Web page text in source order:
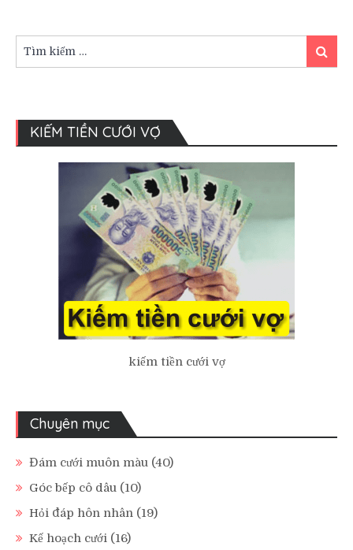
nên
Ngọ?
kiếm:
Tìm
kiếm
KIẾM TIỀN CƯỚI VỢ
kiếm tiền cưới vợ
Chuyên mục
Đám cưới muôn màu (40)
Góc bếp cô dâu (10)
Hỏi đáp hôn nhân (19)
Kế hoạch cưới (16)